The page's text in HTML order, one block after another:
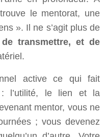
le mentorat, une
». Il ne s’agit plus de
transmettre, et de
active ce qui fait
: l’utilité, le lien et la
mentor, vous ne
; vous devenez